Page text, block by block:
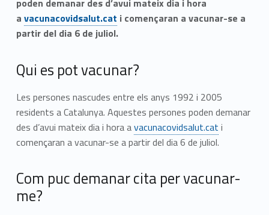
poden demanar des d’avui mateix dia i hora
a vacunacovidsalut.cat i començaran a vacunar-se a
partir del dia 6 de juliol.
Qui es pot vacunar?
Les persones nascudes entre els anys 1992 i 2005
residents a Catalunya. Aquestes persones poden demanar
des d’avui mateix dia i hora avacunacovidsalut.cat i
començaran a vacunar-se a partir del dia 6 de juliol.
Com puc demanar cita per vacunar-
me?